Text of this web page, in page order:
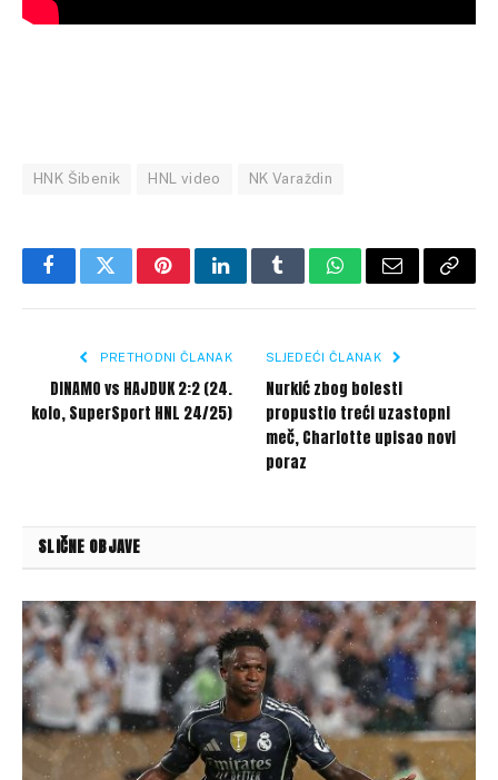
HNK Šibenik HNL video NK Varaždin
FacebookTwitterPinterestLinkedInTumblrWhatsApp
Email Copy
PRETHODNI ČLANAK
DINAMO vs HAJDUK 2:2 (24.
kolo, SuperSport HNL 24/25)
SLJEDEĆI ČLANAK
Nurkić zbog bolesti
propustio treći uzastopni
meč, Charlotte upisao novi
poraz
SLIČNE OBJAVE